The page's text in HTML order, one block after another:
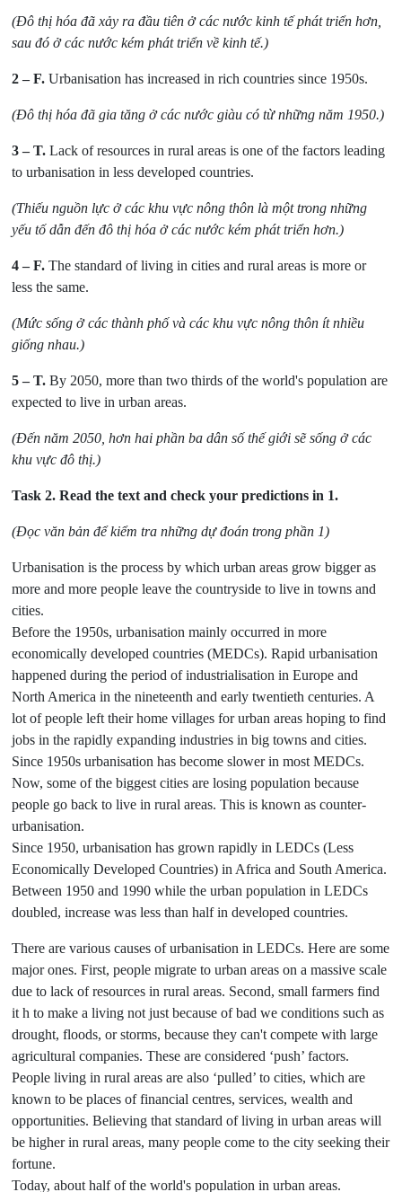
(Đô thị hóa đã xảy ra đầu tiên ở các nước kinh tế phát triển hơn,
sau đó ở các nước kém phát triển về kinh tế.)
2– F. Urbanisation has increased in rich countries since 1950s.
(Đô thị hóa đã gia tăng ở các nước giàu có từ những năm 1950.)
3– T. Lack of resources in rural areas is one of the factors leading
to urbanisation in less developed countries.
(Thiếu nguồn lực ở các khu vực nông thôn là một trong những
yếu tố dẫn đến đô thị hóa ở các nước kém phát triển hơn.)
4– F. The standard of living in cities and rural areas is more or
less the same.
(Mức sống ở các thành phố và các khu vực nông thôn ít nhiều
giống nhau.)
5– T. By 2050, more than two thirds of the world's population are
expected to live in urban areas.
(Đến năm 2050, hơn hai phần ba dân số thế giới sẽ sống ở các
khu vực đô thị.)
Task 2. Read the text and check your predictions in 1.
(Đọc văn bản để kiểm tra những dự đoán trong phần 1)
Urbanisation is the process by which urban areas grow bigger as
more and more people leave the countryside to live in towns and
cities.
Before the 1950s, urbanisation mainly occurred in more
economically developed countries (MEDCs). Rapid urbanisation
happened during the period of industrialisation in Europe and
North America in the nineteenth and early twentieth centuries. A
lot of people left their home villages for urban areas hoping to find
jobs in the rapidly expanding industries in big towns and cities.
Since 1950s urbanisation has become slower in most MEDCs.
Now, some of the biggest cities are losing population because
people go back to live in rural areas. This is known as counter-
urbanisation.
Since 1950, urbanisation has grown rapidly in LEDCs (Less
Economically Developed Countries) in Africa and South America.
Between 1950 and 1990 while the urban population in LEDCs
doubled, increase was less than half in developed countries.
There are various causes of urbanisation in LEDCs. Here are some
major ones. First, people migrate to urban areas on a massive scale
due to lack of resources in rural areas. Second, small farmers find
it h to make a living not just because of bad we conditions such as
drought, floods, or storms, because they can't compete with large
agricultural companies. These are considered ‘push’ factors.
People living in rural areas are also ‘pulled’ to cities, which are
known to be places of financial centres, services, wealth and
opportunities. Believing that standard of living in urban areas will
be higher in rural areas, many people come to the city seeking their
fortune.
Today, about half of the world's population in urban areas.